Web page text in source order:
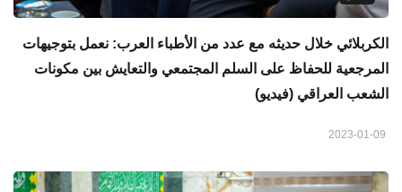
الكربلائي خلال حديثه مع عدد من الأطباء العرب: نعمل بتوجيهات
المرجعية للحفاظ على السلم المجتمعي والتعايش بين مكونات
الشعب العراقي (فيديو)